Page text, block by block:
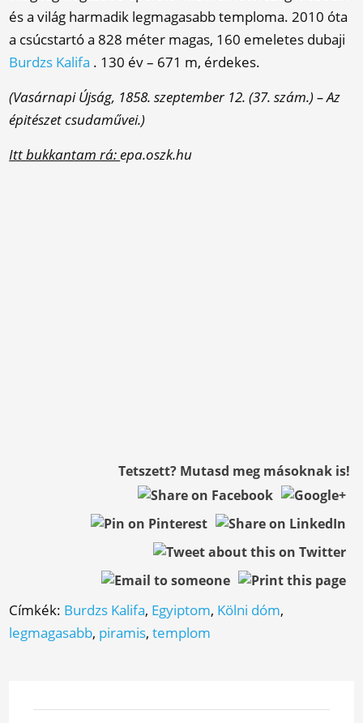
és a világ harmadik legmagasabb temploma. 2010 óta
a csúcstartó a 828 méter magas, 160 emeletes dubaji
Burdzs Kalifa . 130 év – 671 m, érdekes.
(Vasárnapi Újság, 1858. szeptember 12. (37. szám.) – Az
épitészet csudaművei.)
Itt bukkantam rá:epa.oszk.hu
Tetszett? Mutasd meg másoknak is!
Címkék: Burdzs Kalifa, Egyiptom, Kölni dóm,
legmagasabb, piramis,templom